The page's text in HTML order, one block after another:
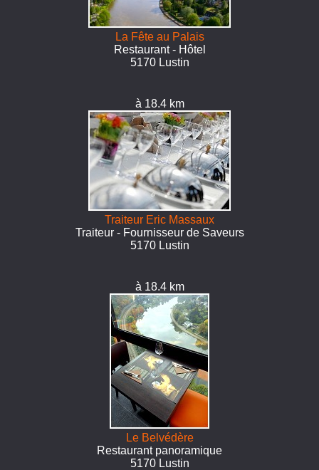
La Fête au Palais
Restaurant - Hôtel
5170 Lustin
à 18.4 km
Traiteur Eric Massaux
Traiteur - Fournisseur de Saveurs
5170 Lustin
à 18.4 km
Le Belvédère
Restaurant panoramique
5170 Lustin